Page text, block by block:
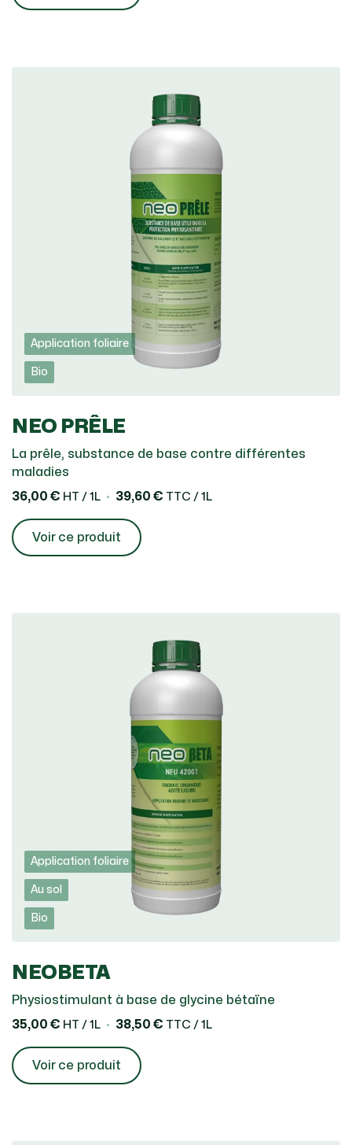
Application foliaire
Bio
NEO PRÊLE
La prêle, substance de base contre différentes
maladies
36,00 € HT / 1L 39,60 € TTC / 1L
Voir ce produit
Application foliaire
Au sol
Bio
NEOBETA
Physiostimulant à base de glycine bétaïne
35,00 € HT / 1L 38,50 € TTC / 1L
Voir ce produit